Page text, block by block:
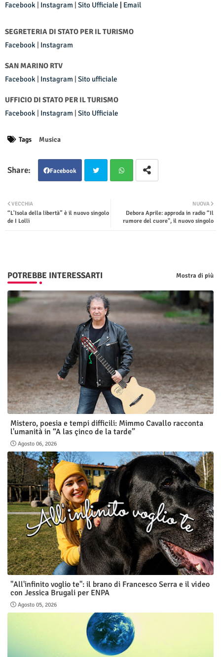
Facebook
Instagram Sito Ufficiale Email
SEGRETERIA DI STATO PER IL TURISMO
Facebook
Instagram
SAN MARINO RTV
Facebook
Instagram Sito ufficiale
UFFICIO DI STATO PER IL TURISMO
Facebook
Instagram Sito Ufficiale
Tags Musica
Facebook
ter tsap
NUOVA
Debora Aprile: approda in radio “Il
rumore del cuore", il nuovo singolo
VECCHIA
“L'Isola della libertà” è il nuovo singolo
de I Lolli
POTREBBE INTERESSARTI Mostra di più
Mistero, poesia e tempi difficili: Mimmo Cavallo racconta
l'umanità in “A las çinco de la tarde”
Agosto 06, 2026
"All'infinito voglio te": il brano di Francesco Serra e il video
con Jessica Brugali per ENPA
Agosto 05, 2026